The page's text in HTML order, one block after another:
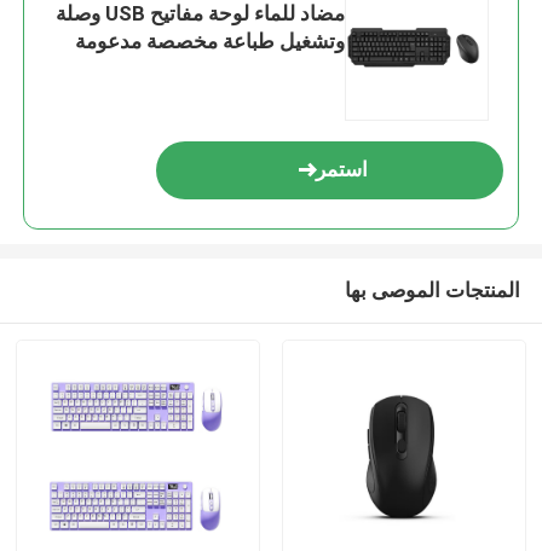
مضاد للماء لوحة مفاتيح USB وصلة
وتشغيل طباعة مخصصة مدعومة
استمر
المنتجات الموصى بها